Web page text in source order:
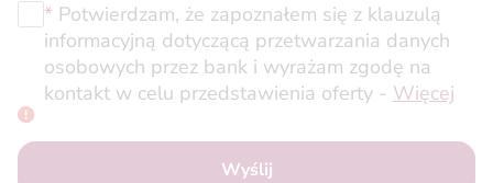
* Potwierdzam, że zapoznałem się z klauzulą
informacyjną dotyczącą przetwarzania danych
osobowych przez bank i wyrażam zgodę na
kontakt w celu przedstawienia oferty - Więcej
Wyślij